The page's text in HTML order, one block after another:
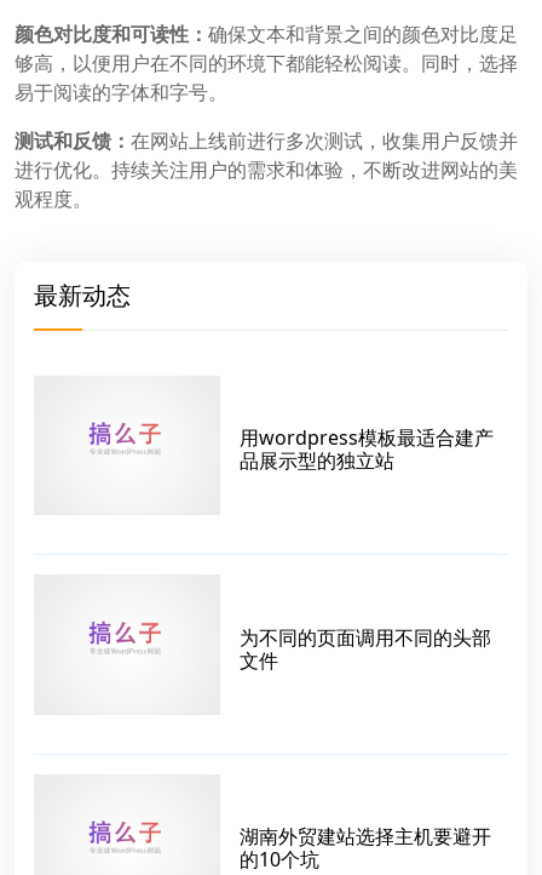
颜色对比度和可读性： 确保文本和背景之间的颜色对比度足
够高，以便用户在不同的环境下都能轻松阅读。同时，选择
易于阅读的字体和字号。
测试和反馈： 在网站上线前进行多次测试，收集用户反馈并
进行优化。持续关注用户的需求和体验，不断改进网站的美
观程度。
最新动态
用wordpress模板最适合建产
品展示型的独立站
为不同的页面调用不同的头部
文件
湖南外贸建站选择主机要避开
的10个坑